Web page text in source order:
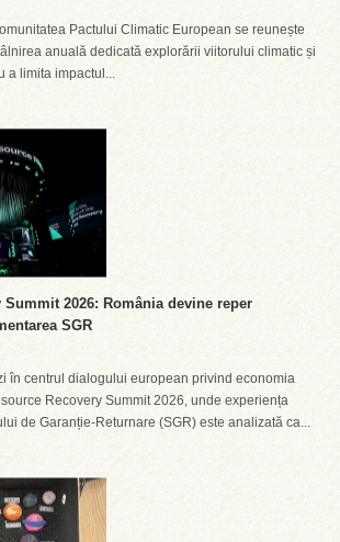
Pactului Climatic European se reunește
anuală dedicată explorării viitorului climatic și
a limita impactul...
Summit 2026: România devine reper
SGR
în centrul dialogului european privind economia
Recovery Summit 2026, unde experiența
de Garanție-Returnare (SGR) este analizată ca...